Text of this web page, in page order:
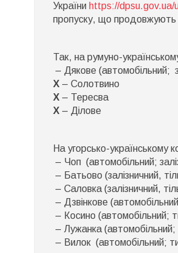
України https://dpsu.gov.ua/
пропуску, що
Так, на румуно-
– Дякове (автомобільний;
Х – Солотвино
Х – Тересва
Х – Ділове
На угорсько-українському
– Чоп (автомобільний;
– Батьово (залізничний,
– Саловка (залізничний,
– Дзвінкове
– Косино (автомобільний;
– Лужанка
– Вилок (автомобільний;